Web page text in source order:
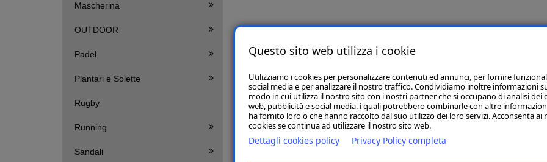
Mascherina
OUTDOOR
Padel
Plantari e Solette
Rugby
Running
Sandali
Questo sito web utilizza i cookie
Utilizziamo i cookies per personalizzare contenuti ed annunci, per fornire
social media e per analizzare il nostro traffico. Condividiamo inoltre informazioni
modo in cui utilizza il nostro sito con i nostri partner che si occupano di analisi dei
web, pubblicità e social media, i quali potrebbero combinarle con altre
ha fornito loro o che hanno raccolto dal suo utilizzo dei loro servizi. Acconsenta ai
cookies se continua ad utilizzare il nostro sito web.
Dettagli cookies policy Privacy Policy completa